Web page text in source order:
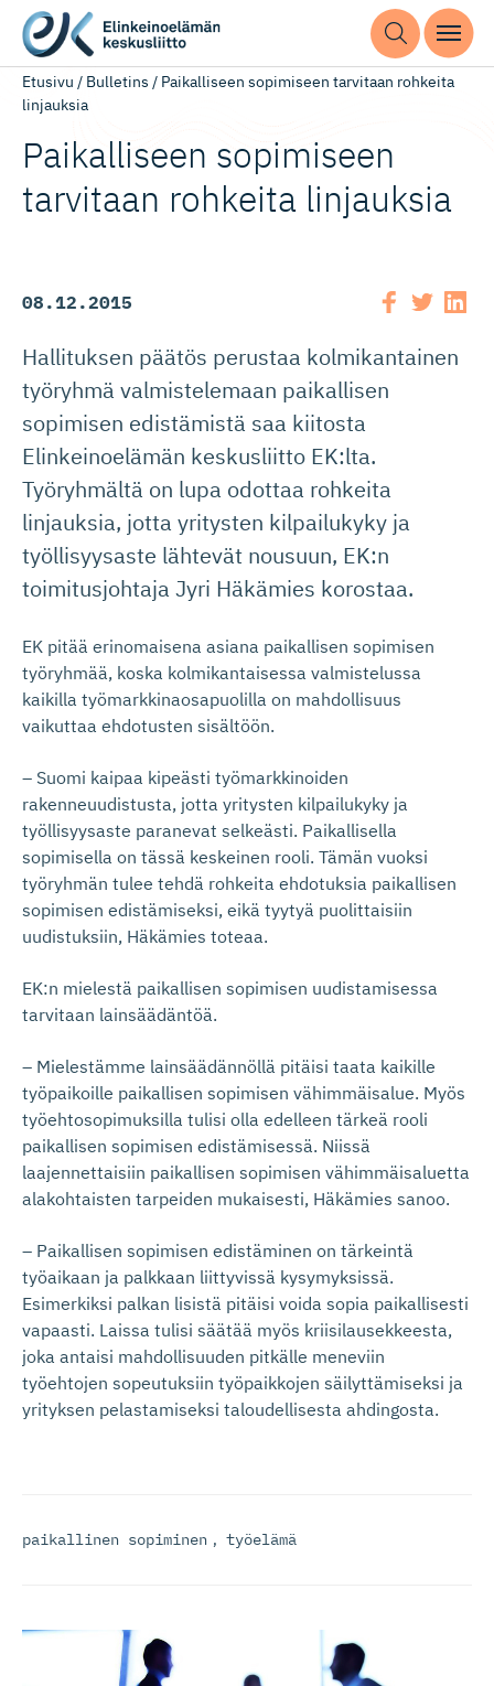
Etusivu / Bulletins / Paikalliseen sopimiseen tarvitaan rohkeita
linjauksia
Paikalliseen sopimiseen
tarvitaan rohkeita linjauksia
08.12.2015
Hallituksen päätös perustaa kolmikantainen
työryhmä valmistelemaan paikallisen
sopimisen edistämistä saa kiitosta
Elinkeinoelämän keskusliitto EK:lta.
Työryhmältä on lupa odottaa rohkeita
linjauksia, jotta yritysten kilpailukyky ja
työllisyysaste lähtevät nousuun, EK:n
toimitusjohtaja Jyri Häkämies korostaa.
EK pitää erinomaisena asiana paikallisen sopimisen
työryhmää, koska kolmikantaisessa valmistelussa
kaikilla työmarkkinaosapuolilla on mahdollisuus
vaikuttaa ehdotusten sisältöön.
– Suomi kaipaa kipeästi työmarkkinoiden
rakenneuudistusta, jotta yritysten kilpailukyky ja
työllisyysaste paranevat selkeästi. Paikallisella
sopimisella on tässä keskeinen rooli. Tämän vuoksi
työryhmän tulee tehdä rohkeita ehdotuksia paikallisen
sopimisen edistämiseksi, eikä tyytyä puolittaisiin
uudistuksiin, Häkämies toteaa.
EK:n mielestä paikallisen sopimisen uudistamisessa
tarvitaan lainsäädäntöä.
– Mielestämme lainsäädännöllä pitäisi taata kaikille
työpaikoille paikallisen sopimisen vähimmäisalue. Myös
työehtosopimuksilla tulisi olla edelleen tärkeä rooli
paikallisen sopimisen edistämisessä. Niissä
laajennettaisiin paikallisen sopimisen vähimmäisaluetta
alakohtaisten tarpeiden mukaisesti, Häkämies sanoo.
– Paikallisen sopimisen edistäminen on tärkeintä
työaikaan ja palkkaan liittyvissä kysymyksissä.
Esimerkiksi palkan lisistä pitäisi voida sopia paikallisesti
vapaasti. Laissa tulisi säätää myös kriisilausekkeesta,
joka antaisi mahdollisuuden pitkälle meneviin
työehtojen sopeutuksiin työpaikkojen säilyttämiseksi ja
yrityksen pelastamiseksi taloudellisesta ahdingosta.
paikallinen sopiminen , työelämä